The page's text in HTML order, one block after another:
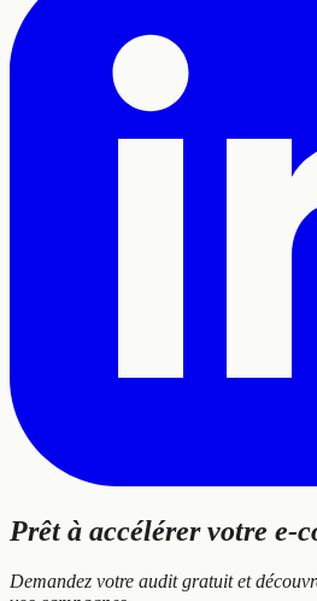
Prêt à accélérervotre e-
Demandez votre audit gratuit et